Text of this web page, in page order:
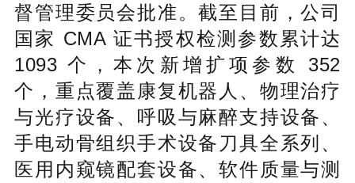
督管理委员会批准。截至目前，公司
国家 CMA 证书授权检测参数累计达
1093 个，本次新增扩项参数 352
个，重点覆盖康复机器人、物理治疗
与光疗设备、呼吸与麻醉支持设备、
手电动骨组织手术设备刀具全系列、
医用内窥镜配套设备、软件质量与测